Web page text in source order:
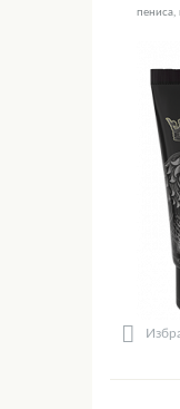
пениса,